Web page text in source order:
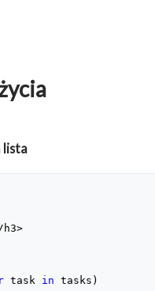
lista
task in tasks)